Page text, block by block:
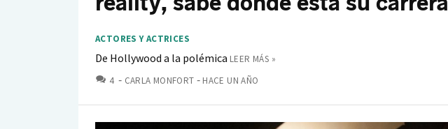
ACTORES Y ACTRICES
De Hollywood a la polémica LEER MÁS »
4 COMENTARIOS
CARLA MONFORT HACE UN AÑO